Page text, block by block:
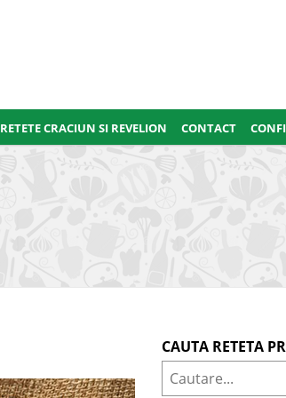
RETETE CRACIUN SI REVELION CONTACT
CAUTA RETETA